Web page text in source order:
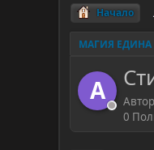
Начало
МАГИЯ ЕДИНА
A
0